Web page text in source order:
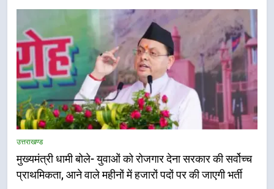
उत्तराखण्ड
मुख्यमंत्री धामी बोले- युवाओं को रोजगार देना सरकार की सर्वोच्च
प्राथमिकता, आने वाले महीनों में हजारों पदों पर की जाएगी भर्ती
5
एमडीडीए बोर्ड बैठक में 25 विकास प्रस्तावों
नियोजित विकास को मिलेगी रफ्तार
उत्तराखण्ड